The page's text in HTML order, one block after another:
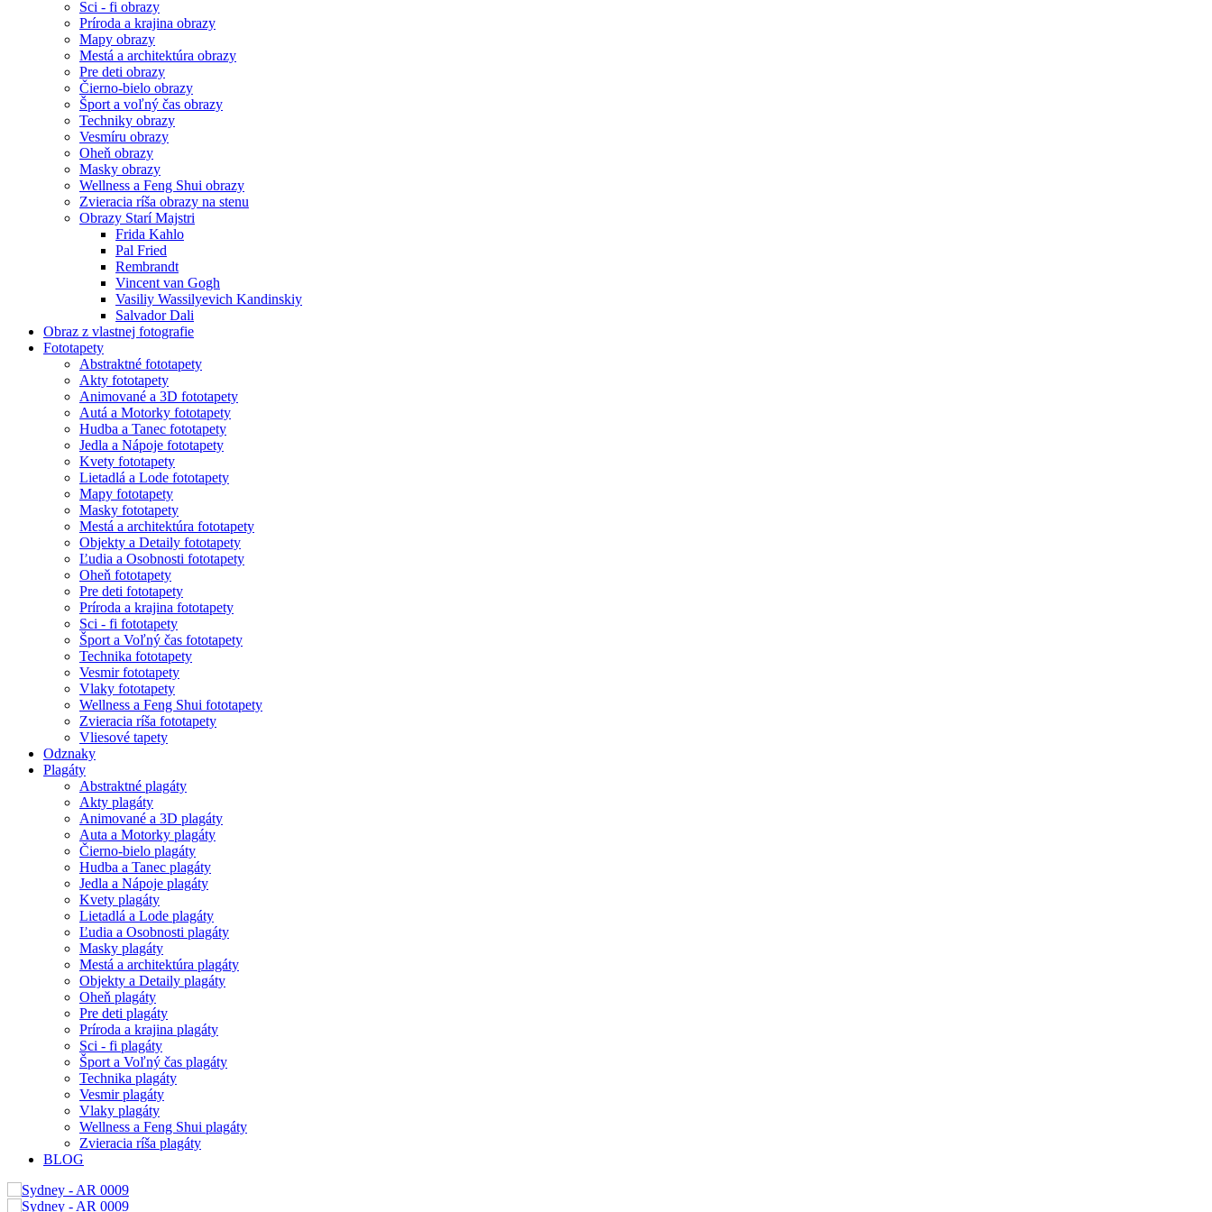
Sci - fi obrazy
Príroda a krajina obrazy
Mapy obrazy
Mestá a architektúra obrazy
Pre deti obrazy
Čierno-bielo obrazy
Šport a voľný čas obrazy
Techniky obrazy
Vesmíru obrazy
Oheň obrazy
Masky obrazy
Wellness a Feng Shui obrazy
Zvieracia ríša obrazy na stenu
Obrazy Starí Majstri
Frida Kahlo
Pal Fried
Rembrandt
Vincent van Gogh
Vasiliy Wassilyevich Kandinskiy
Salvador Dali
Obraz z vlastnej fotografie
Fototapety
Abstraktné fototapety
Akty fototapety
Animované a 3D fototapety
Autá a Motorky fototapety
Hudba a Tanec fototapety
Jedla a Nápoje fototapety
Kvety fototapety
Lietadlá a Lode fototapety
Mapy fototapety
Masky fototapety
Mestá a architektúra fototapety
Objekty a Detaily fototapety
Ľudia a Osobnosti fototapety
Oheň fototapety
Pre deti fototapety
Príroda a krajina fototapety
Sci - fi fototapety
Šport a Voľný čas fototapety
Technika fototapety
Vesmir fototapety
Vlaky fototapety
Wellness a Feng Shui fototapety
Zvieracia ríša fototapety
Vliesové tapety
Odznaky
Plagáty
Abstraktné plagáty
Akty plagáty
Animované a 3D plagáty
Auta a Motorky plagáty
Čierno-bielo plagáty
Hudba a Tanec plagáty
Jedla a Nápoje plagáty
Kvety plagáty
Lietadlá a Lode plagáty
Ľudia a Osobnosti plagáty
Masky plagáty
Mestá a architektúra plagáty
Objekty a Detaily plagáty
Oheň plagáty
Pre deti plagáty
Príroda a krajina plagáty
Sci - fi plagáty
Šport a Voľný čas plagáty
Technika plagáty
Vesmir plagáty
Vlaky plagáty
Wellness a Feng Shui plagáty
Zvieracia ríša plagáty
BLOG